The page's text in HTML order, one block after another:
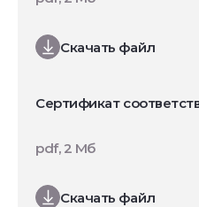
Скачать файл
Сертификат
Скачать файл
pdf, 2 Мб